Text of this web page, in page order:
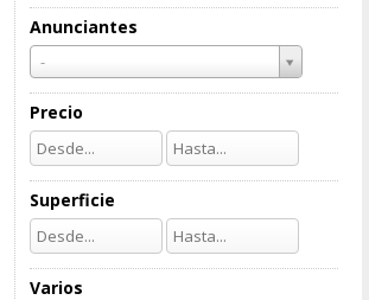
Anunciantes
-
Precio
Superficie
Varios